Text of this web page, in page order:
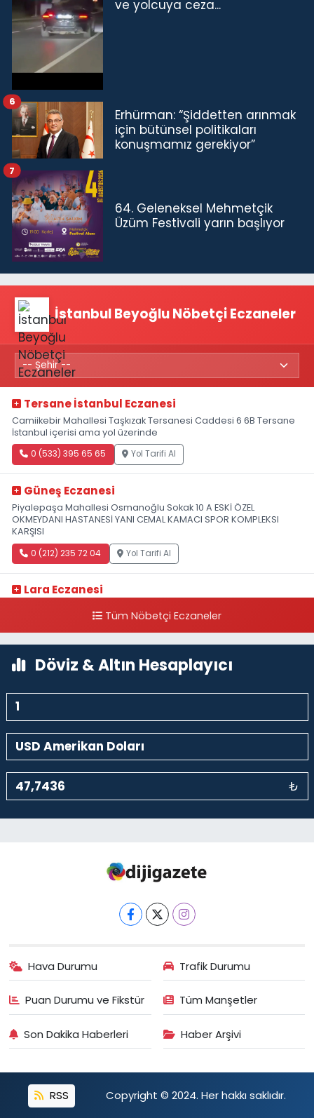
ve yolcuya ceza...
Erhürman: “Şiddetten arınmak
için bütünsel politikaları
konuşmamız gerekiyor”
6
64. Geleneksel Mehmetçik
Üzüm Festivali yarın başlıyor
7
İstanbul Beyoğlu Nöbetçi Eczaneler
Tersane İstanbul Eczanesi
Camiikebir Mahallesi Taşkızak Tersanesi Caddesi 6 6B Tersane
İstanbul içerisi ama yol üzerinde
0 (533) 395 65 65 Yol Tarifi Al
Güneş Eczanesi
Piyalepaşa Mahallesi Osmanoğlu Sokak 10 A ESKİ ÖZEL
OKMEYDANI HASTANESİ YANI CEMAL KAMACI SPOR KOMPLEKSI
KARŞISI
0 (212) 235 72 04 Yol Tarifi Al
Lara Eczanesi
HASTANESİ KARŞISI
Tüm Nöbetçi Eczaneler
Döviz & Altın Hesaplayıcı
₺
Hava Durumu Trafik Durumu
Puan Durumu ve Fikstür Tüm Manşetler
Son Dakika Haberleri Haber Arşivi
RSS Copyright © 2024. Her hakkı saklıdır.